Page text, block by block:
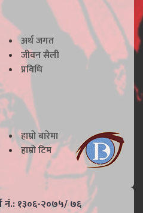
अर्थ जगत
जीवन सैली
प्रविधि
हाम्राे बारेमा
हाम्राे टिम
नं.: १३०६-२०७५/ ७६